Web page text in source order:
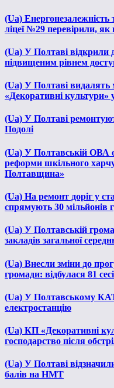
(Ua)
ліцеї №29 перевірили,
(Ua) У Полтаві відкрили
підвищеним рівнем
(Ua) У Полтаві
«Декоративні культури»
(Ua) У Полтаві
Подолі
(Ua) У Полтавській ОВА
реформи шкільного
Полтавщина»
(Ua) На ремонт доріг у
спрямують 30 мільйонів
(Ua) У Полтавській
закладів загальної
(Ua) Внесли зміни до
громади: відбулася 81
(Ua) У Полтавському
електростанцію
(Ua) КП «Декоративні
господарство після
(Ua) У Полтаві
балів на НМТ